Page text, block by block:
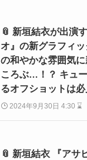
📎 新垣結衣が出演
オ』の新グラフィ
の和やかな雰囲気
ころぶ…！？ キュ
るオフショットは必
2024年9月30日 4:30 ⌛
📎 新垣結衣 『アサ